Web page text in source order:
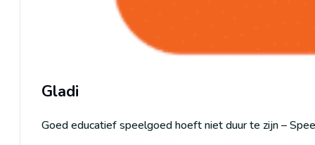
Gladi
Goed educatief speelgoed hoeft niet duur te zijn –